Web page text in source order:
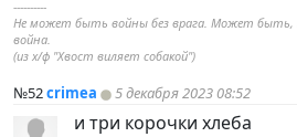
----------
Не может быть войны без врага. Может быть,
война.
(из х/ф "Хвост виляет собакой")
№52crimea 5 декабря 2023 08:52
и три корочки хлеба